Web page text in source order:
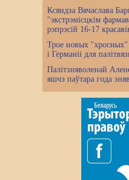
Ксяндза Вячаслава
"экстрэмісцкім
рэпрэсій 16-17
Трое новых "хросных"
і Германіі для
Палітзняволенай
яшчэ паўтара года